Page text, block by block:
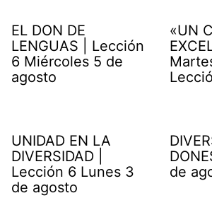
EL DON DE
LENGUAS | Lección
6 Miércoles 5 de
agosto
«UN
UNIDAD EN LA
DIVERSIDAD |
Lección 6 Lunes 3
de agosto
de